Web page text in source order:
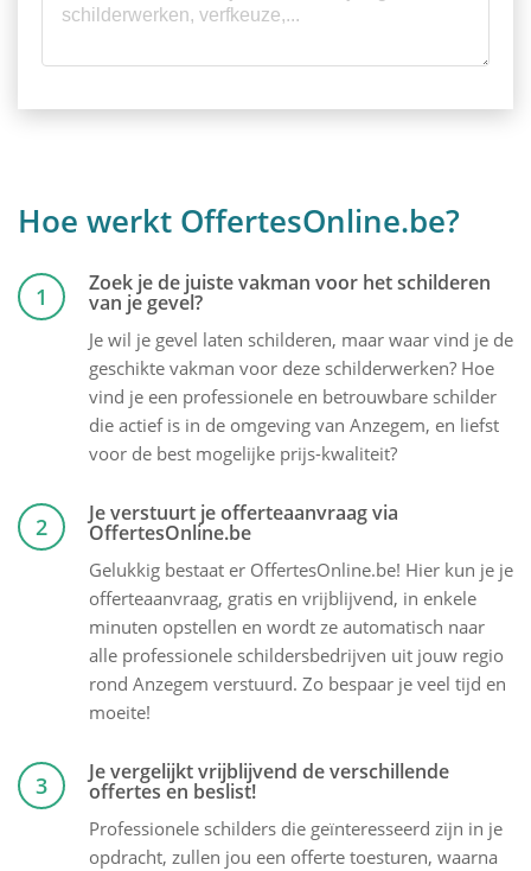
Hoe werkt OffertesOnline.be?
1 Zoek je de juiste vakman voor het schilderen
van je gevel?
Je wil je gevel laten schilderen, maar waar vind je de
geschikte vakman voor deze schilderwerken? Hoe
vind je een professionele en betrouwbare schilder
die actief is in de omgeving van Anzegem, en liefst
voor de best mogelijke prijs-kwaliteit?
2 Je verstuurt je offerteaanvraag via
OffertesOnline.be
Gelukkig bestaat er OffertesOnline.be! Hier kun je je
offerteaanvraag, gratis en vrijblijvend, in enkele
minuten opstellen en wordt ze automatisch naar
alle professionele schildersbedrijven uit jouw regio
rond Anzegem verstuurd. Zo bespaar je veel tijd en
moeite!
3 Je vergelijkt vrijblijvend de verschillende
offertes en beslist!
Professionele schilders die geïnteresseerd zijn in je
opdracht, zullen jou een offerte toesturen, waarna